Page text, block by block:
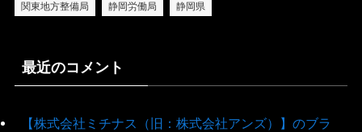
関東地方整備局 静岡労働局 静岡県
最近のコメント
【株式会社ミチナス（旧：株式会社アンズ）】のブラ